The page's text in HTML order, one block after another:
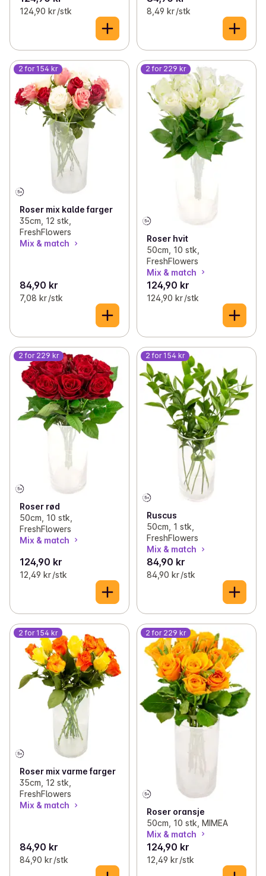
124,90 kr /stk 8,49 kr /stk
2 for 154 kr
Roser mix kalde farger
35cm, 12 stk,
FreshFlowers
Mix & match
84,90 kr
7,08 kr /stk
2 for 229 kr
Roser hvit
50cm, 10 stk,
FreshFlowers
Mix & match
124,90 kr
124,90 kr /stk
2 for 229 kr
Roser rød
50cm, 10 stk,
FreshFlowers
Mix & match
124,90 kr
12,49 kr /stk
2 for 154 kr
Ruscus
50cm, 1 stk,
FreshFlowers
Mix & match
84,90 kr
84,90 kr /stk
2 for 154 kr
Roser mix varme farger
35cm, 12 stk,
FreshFlowers
Mix & match
84,90 kr
84,90 kr /stk
2 for 229 kr
Roser oransje
50cm, 10 stk, MIMEA
Mix & match
124,90 kr
12,49 kr /stk